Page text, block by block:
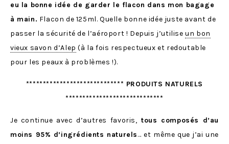
eu la bonne idée de garder le flacon dans mon bagage
à main. Flacon de 125ml. Quelle bonne idée juste avant de
passer la sécurité de l’aéroport ! Depuis j’utiliseun bon
vieux savon d’Alep (à la fois respectueux et redoutable
pour les peaux à problèmes !).
***************************** PRODUITS NATURELS
*****************************
Je continue avec d’autres favoris, tous composés d’au
moins 95% d’ingrédients naturels… et même que j’ai une